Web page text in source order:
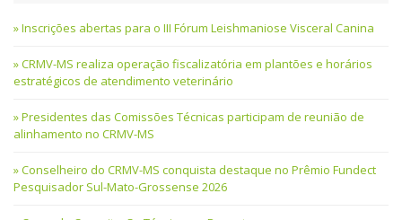
Inscrições abertas para o III Fórum Leishmaniose Visceral Canina
CRMV-MS realiza operação fiscalizatória em plantões e horários
estratégicos de atendimento veterinário
Presidentes das Comissões Técnicas participam de reunião de
alinhamento no CRMV-MS
Conselheiro do CRMV-MS conquista destaque no Prêmio Fundect
Pesquisador Sul-Mato-Grossense 2026